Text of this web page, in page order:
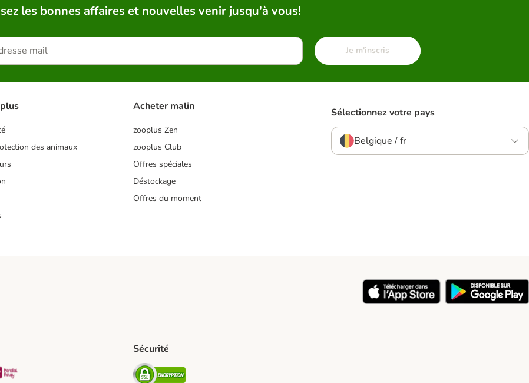
les bonnes affaires et nouvelles venir jusqu'à vous!
Je m'inscris
des animaux
Acheter malin
zooplus Zen
zooplus Club
Offres spéciales
Déstockage
Offres du moment
Sélectionnez votre pays
Belgique / fr
Method
Shipping Method
Mondial relay Shipping Method
Sécurité
Security